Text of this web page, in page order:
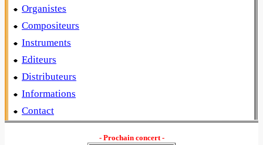
Organistes
Compositeurs
Instruments
Editeurs
Distributeurs
Informations
Contact
- Prochain concert -